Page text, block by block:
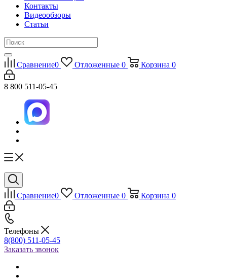
Контакты
Видеообзоры
Статьи
Сравнение0 Отложенные 0 Корзина 0
8 800 511-05-45
Сравнение0 Отложенные 0 Корзина 0
Телефоны
8(800) 511-05-45
Заказать звонок